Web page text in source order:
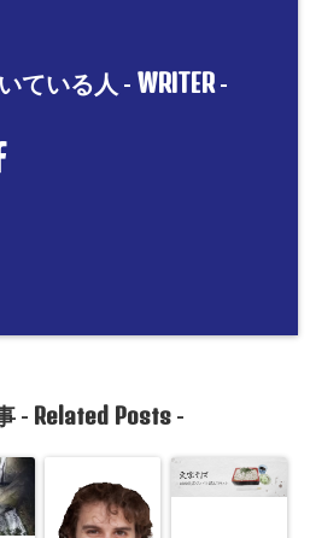
ている人 - WRITER-
- Related Posts-